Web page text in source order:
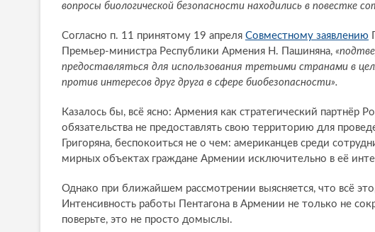
вопросы биологической безопасности находились в повестке
Согласно п. 11 принятому 19 апреля Совместному заявлению
Премьер-министра Республики Армения Н. Пашиняна,
предоставляться для использования третьими странами в
против интересов друг друга в сфере биобезопасности».
Казалось бы, всё ясно: Армения как стратегический партнёр
обязательства не предоставлять свою территорию для
Григоряна, беспокоиться не о чем: американцев среди
мирных объектах граждане Армении исключительно в её
Однако при ближайшем рассмотрении выясняется, что всё
Интенсивность работы Пентагона в Армении не только не
поверьте, это не просто домыслы.